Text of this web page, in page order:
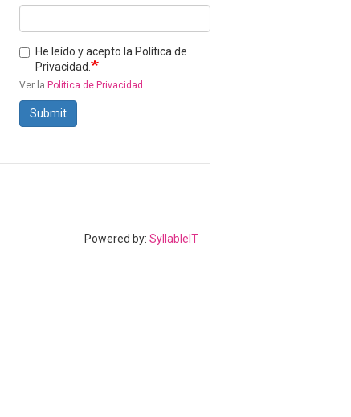
He leído y acepto la Política de
Privacidad.
Ver la Política de Privacidad .
Submit
Powered by: SyllableIT